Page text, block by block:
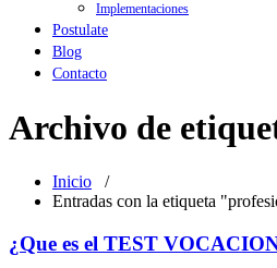
Implementaciones
Postulate
Blog
Contacto
Archivo de
Inicio /
Entradas con la etiqueta
¿Que es el TEST